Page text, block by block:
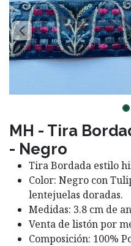
MH - Tira
- Negro
Tira Bordada estilo
Color: Negro con
lentejuelas doradas.
Medidas: 3.8 cm de
Venta de listón por
Composición: 100%